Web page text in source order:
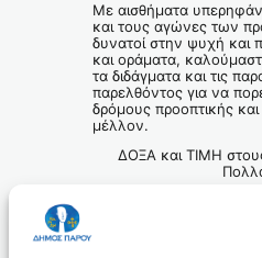
Με αισθήματα
και τους αγώνες των
δυνατοί στην ψυχή και
και οράματα,
τα διδάγματα και τις
παρελθόντος για να
δρόμους προοπτικής και
μέλλον.
ΔΟΞΑ και ΤΙΜΗ